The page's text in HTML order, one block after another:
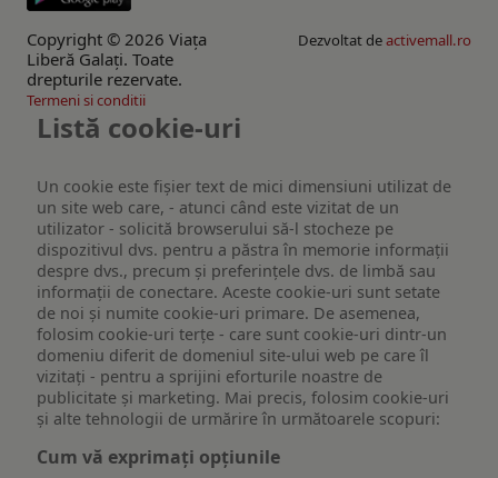
Copyright © 2026 Viaţa
Liberă Galaţi. Toate
drepturile rezervate.
Dezvoltat deactivemall.ro
Termeni si conditii
Listă cookie-uri
Un cookie este fişier text de mici dimensiuni utilizat de
un site web care, - atunci când este vizitat de un
utilizator - solicită browserului să-l stocheze pe
dispozitivul dvs. pentru a păstra în memorie informații
despre dvs., precum și preferințele dvs. de limbă sau
informații de conectare. Aceste cookie-uri sunt setate
de noi și numite cookie-uri primare. De asemenea,
folosim cookie-uri terțe - care sunt cookie-uri dintr-un
domeniu diferit de domeniul site-ului web pe care îl
vizitați - pentru a sprijini eforturile noastre de
publicitate și marketing. Mai precis, folosim cookie-uri
și alte tehnologii de urmărire în următoarele scopuri:
Cum vă exprimați opțiunile